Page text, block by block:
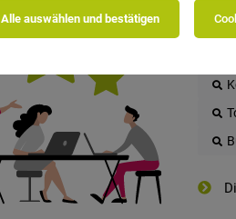
Alle auswählen und bestätigen